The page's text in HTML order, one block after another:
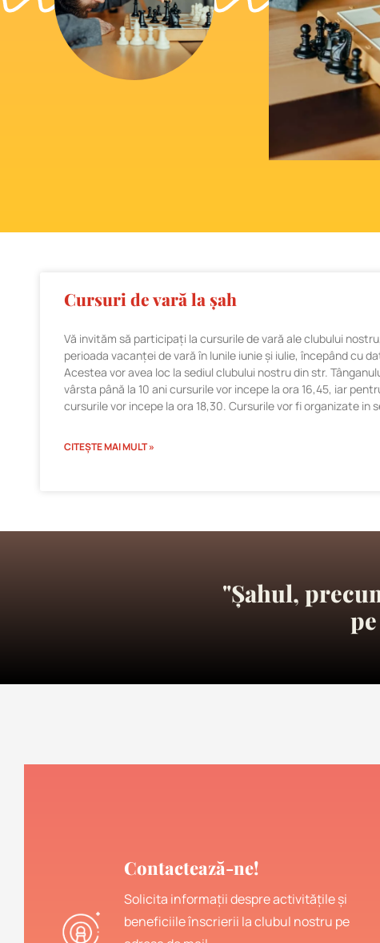
Cursuri de vară la șah
Vă invităm să participați la cursurile de vară ale clubului
perioada vacanței de vară în lunile iunie și iulie, începând cu
Acestea vor avea loc la sediul clubului nostru din str.
vârsta până la 10 ani cursurile vor incepe la ora 16,45, iar
cursurile vor incepe la ora 18,30. Cursurile vor fi organizate in
CITEȘTE MAI MULT »
"Șahul,
Contactează-ne!
Solicita informații despre activitățile și
beneficiile înscrierii la clubul nostru pe